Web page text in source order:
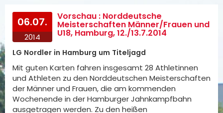
06.07.
2014
Vorschau : Norddeutsche
Meisterschaften Männer/Frauen und
U18, Hamburg, 12./13.7.2014
LG Nordler in Hamburg um Titeljagd
Mit guten Karten fahren insgesamt 28 Athletinnen
und Athleten zu den Norddeutschen Meisterschaften
der Männer und Frauen, die am kommenden
Wochenende in der Hamburger Jahnkampfbahn
ausgetragen werden. Zu den heißen